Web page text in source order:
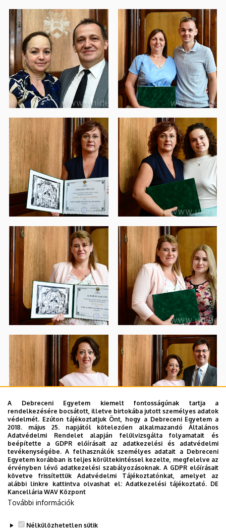
A Debreceni Egyetem kiemelt fontosságúnak tartja a
rendelkezésére bocsátott, illetve birtokába jutott személyes adatok
védelmét. Ezúton tájékoztatjuk Önt, hogy a Debreceni Egyetem a
2018. május 25. napjától kötelezően alkalmazandó Általános
Adatvédelmi Rendelet alapján felülvizsgálta folyamatait és
beépítette a GDPR előírásait az adatkezelési és adatvédelmi
tevékenységébe. A felhasználók személyes adatait a Debreceni
Egyetem korábban is teljes körültekintéssel kezelte, megfelelve az
érvényben lévő adatkezelési szabályozásoknak. A GDPR előírásait
követve frissítettük Adatvédelmi Tájékoztatónkat, amelyet az
alábbi linkre kattintva olvashat el:Adatkezelési tájékoztató. DE
Kancellária WAV Központ
További információk
Nélkülözhetetlen sütik